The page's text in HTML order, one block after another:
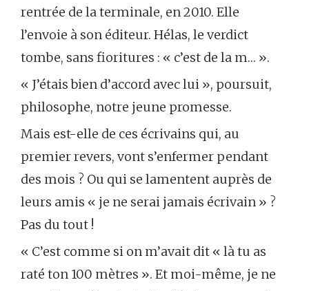
rentrée de la terminale, en 2010. Elle
l’envoie à son éditeur. Hélas, le verdict
tombe, sans fioritures : « c’est de la m… ».
« J’étais bien d’accord avec lui », poursuit,
philosophe, notre jeune promesse.
Mais est-elle de ces écrivains qui, au
premier revers, vont s’enfermer pendant
des mois ? Ou qui se lamentent auprès de
leurs amis « je ne serai jamais écrivain » ?
Pas du tout !
« C’est comme si on m’avait dit « là tu as
raté ton 100 mètres ». Et moi-même, je ne